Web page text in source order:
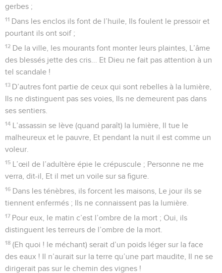
gerbes ;
11 Dans les enclos ils font de l’huile, Ils foulent le pressoir et
pourtant ils ont soif ;
12 De la ville, les mourants font monter leurs plaintes, L’âme
des blessés jette des cris... Et Dieu ne fait pas attention à un
tel scandale !
13 D’autres font partie de ceux qui sont rebelles à la lumière,
Ils ne distinguent pas ses voies, Ils ne demeurent pas dans
ses sentiers.
14 L’assassin se lève (quand paraît) la lumière, Il tue le
malheureux et le pauvre, Et pendant la nuit il est comme un
voleur.
15 L’œil de l’adultère épie le crépuscule ; Personne ne me
verra, dit-il, Et il met un voile sur sa figure.
16 Dans les ténèbres, ils forcent les maisons, Le jour ils se
tiennent enfermés ; Ils ne connaissent pas la lumière.
17 Pour eux, le matin c’est l’ombre de la mort ; Oui, ils
distinguent les terreurs de l’ombre de la mort.
18 (Eh quoi ! le méchant) serait d’un poids léger sur la face
des eaux ! Il n’aurait sur la terre qu’une part maudite, Il ne se
dirigerait pas sur le chemin des vignes !